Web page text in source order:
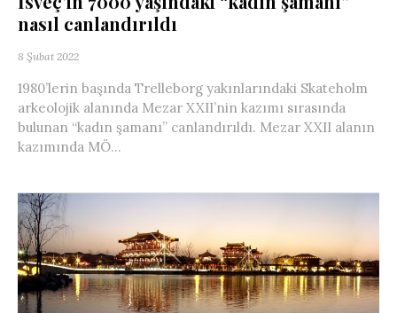
nasıl canlandırıldı
8 Şubat 2022
1980’lerin başında Trelleborg yakınlarındaki Skateholm
arkeolojik alanında Mezar XXII’nin kazımı sırasında
bulunan “kadın şamanı” canlandırıldı. Mezar XXII alanın
kazımında MÖ...